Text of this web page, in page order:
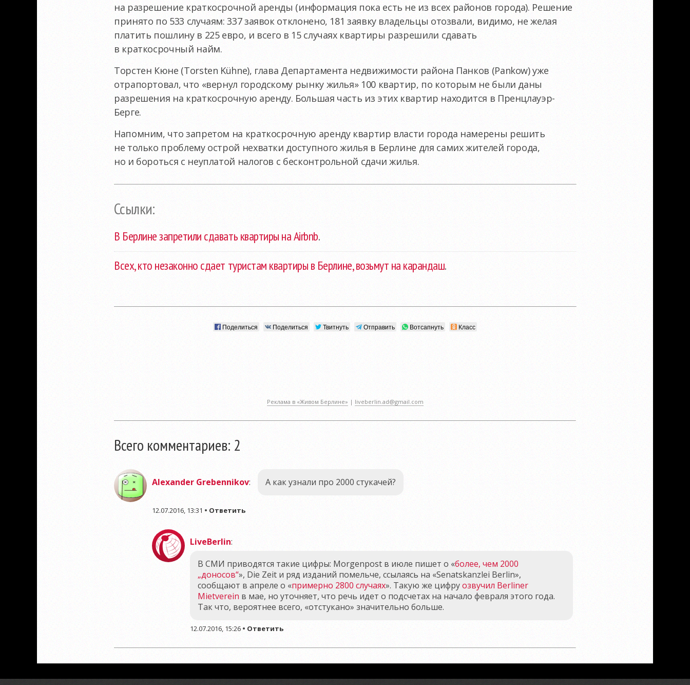
на разрешение краткосрочной аренды (информация пока есть не из всех районов города). Решение
принято по 533 случаям: 337 заявок отклонено, 181 заявку владельцы отозвали, видимо, не желая
платить пошлину в 225 евро, и всего в 15 случаях квартиры разрешили сдавать
в краткосрочный найм.
Торстен Кюне (Torsten Kühne), глава Департамента недвижимости района Панков (Pankow) уже
отрапортовал, что «вернул городскому рынку жилья» 100 квартир, по которым не были даны
разрешения на краткосрочную аренду. Большая часть из этих квартир находится в Пренцлауэр-
Берге.
Напомним, что запретом на краткосрочную аренду квартир власти города намерены решить
не только проблему острой нехватки доступного жилья в Берлине для самих жителей города,
но и бороться с неуплатой налогов с бесконтрольной сдачи жилья.
Ссылки:
В Берлине запретили сдавать квартиры на Airbnb.
Всех, кто незаконно сдает туристам квартиры в Берлине, возьмут на карандаш.
Поделиться Поделиться Твитнуть Отправить Вотсапнуть Класс
Реклама в «Живом Берлине» | liveberlin.ad@gmail.com
Всего комментариев: 2
Alexander Grebennikov: А как узнали про 2000 стукачей?
12.07.2016, 13:31 • Ответить
LiveBerlin:
В СМИ приводятся такие цифры: Morgenpost в июле пишет о «более, чем 2000
„доносов“», Die Zeit и ряд изданий помельче, ссылаясь на «Senatskanzlei Berlin»,
сообщают в апреле о «примерно 2800 случаях». Такую же цифруозвучил Berliner
Mietverein в мае, но уточняет, что речь идет о подсчетах на начало февраля этого года.
Так что, вероятнее всего, «отстукано» значительно больше.
12.07.2016, 15:26 • Ответить